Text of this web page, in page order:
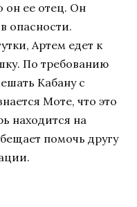
он ее отец. Он
опасности.
Артем едет к
По требованию
Кабану с
Моте, что это
находится на
помочь другу